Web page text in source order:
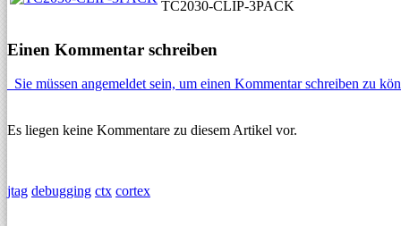
TC2030-CLIP-3PACK
Einen Kommentar schreiben
Sie müssen angemeldet sein, um einen Kommentar schreiben zu
Es liegen keine Kommentare zu diesem Artikel vor.
jtag debugging ctx cortex